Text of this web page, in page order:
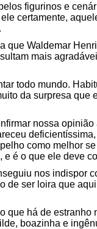
figurinos e
certamente,
que Waldemar
mais
todo mundo.
da surpresa
nossa
como melhor
e é o que ele deve
nos indispor
de ser loira que
que há de estranho
boazinha e